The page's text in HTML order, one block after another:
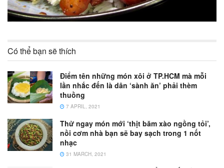
Có thể bạn sẽ thích
Điểm tên những món xôi ở TP.HCM mà mỗi
lần nhắc đến là dân ‘sành ăn’ phải thèm
thuồng
7 APRIL, 2021
Thử ngay món mới ‘thịt băm xào ngồng tỏi’,
nồi cơm nhà bạn sẽ bay sạch trong 1 nốt
nhạc
31 MARCH, 2021